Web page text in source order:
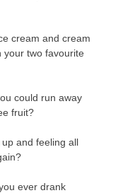
cream and cream
your two favourite
could run away
fruit?
and feeling all
ever drank